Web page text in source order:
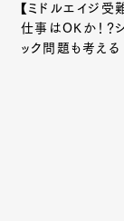
【ミドルエイジ
仕事はOKか！？
ック問題も考える